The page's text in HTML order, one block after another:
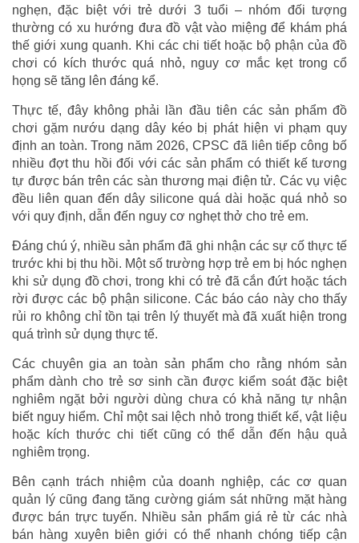
nghẹn, đặc biệt với trẻ dưới 3 tuổi – nhóm đối tượng
thường có xu hướng đưa đồ vật vào miệng để khám phá
thế giới xung quanh. Khi các chi tiết hoặc bộ phận của đồ
chơi có kích thước quá nhỏ, nguy cơ mắc kẹt trong cổ
họng sẽ tăng lên đáng kể.
Thực tế, đây không phải lần đầu tiên các sản phẩm đồ
chơi gặm nướu dạng dây kéo bị phát hiện vi phạm quy
định an toàn. Trong năm 2026, CPSC đã liên tiếp công bố
nhiều đợt thu hồi đối với các sản phẩm có thiết kế tương
tự được bán trên các sàn thương mại điện tử. Các vụ việc
đều liên quan đến dây silicone quá dài hoặc quá nhỏ so
với quy định, dẫn đến nguy cơ nghẹt thở cho trẻ em.
Đáng chú ý, nhiều sản phẩm đã ghi nhận các sự cố thực tế
trước khi bị thu hồi. Một số trường hợp trẻ em bị hóc nghẹn
khi sử dụng đồ chơi, trong khi có trẻ đã cắn đứt hoặc tách
rời được các bộ phận silicone. Các báo cáo này cho thấy
rủi ro không chỉ tồn tại trên lý thuyết mà đã xuất hiện trong
quá trình sử dụng thực tế.
Các chuyên gia an toàn sản phẩm cho rằng nhóm sản
phẩm dành cho trẻ sơ sinh cần được kiểm soát đặc biệt
nghiêm ngặt bởi người dùng chưa có khả năng tự nhận
biết nguy hiểm. Chỉ một sai lệch nhỏ trong thiết kế, vật liệu
hoặc kích thước chi tiết cũng có thể dẫn đến hậu quả
nghiêm trọng.
Bên cạnh trách nhiệm của doanh nghiệp, các cơ quan
quản lý cũng đang tăng cường giám sát những mặt hàng
được bán trực tuyến. Nhiều sản phẩm giá rẻ từ các nhà
bán hàng xuyên biên giới có thể nhanh chóng tiếp cận